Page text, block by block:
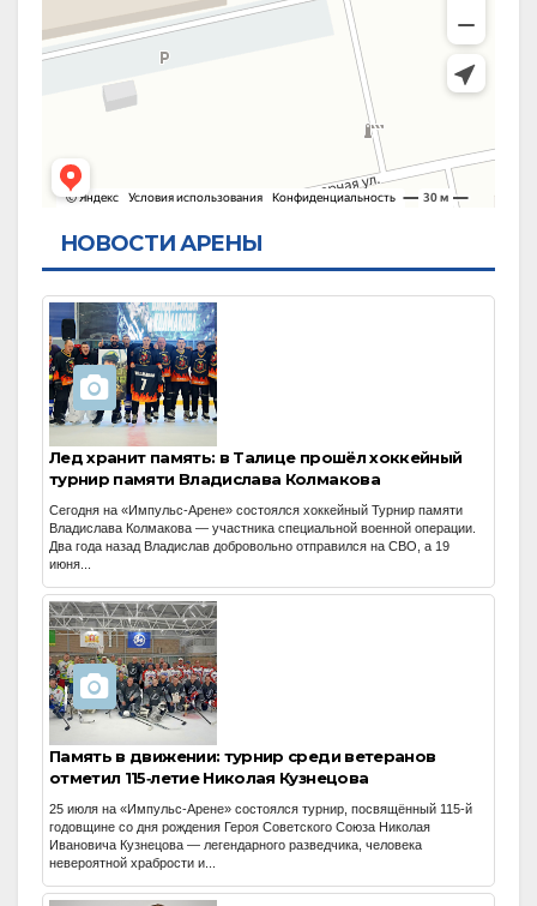
НОВОСТИ АРЕНЫ
Лед хранит память: в Талице прошёл хоккейный
турнир памяти Владислава Колмакова
Сегодня на «Импульс‑Арене» состоялся хоккейный Турнир памяти
Владислава Колмакова — участника специальной военной операции.
Два года назад Владислав добровольно отправился на СВО, а 19
июня...
Память в движении: турнир среди ветеранов
отметил 115‑летие Николая Кузнецова
25 июля на «Импульс‑Арене» состоялся турнир, посвящённый 115‑й
годовщине со дня рождения Героя Советского Союза Николая
Ивановича Кузнецова — легендарного разведчика, человека
невероятной храбрости и...